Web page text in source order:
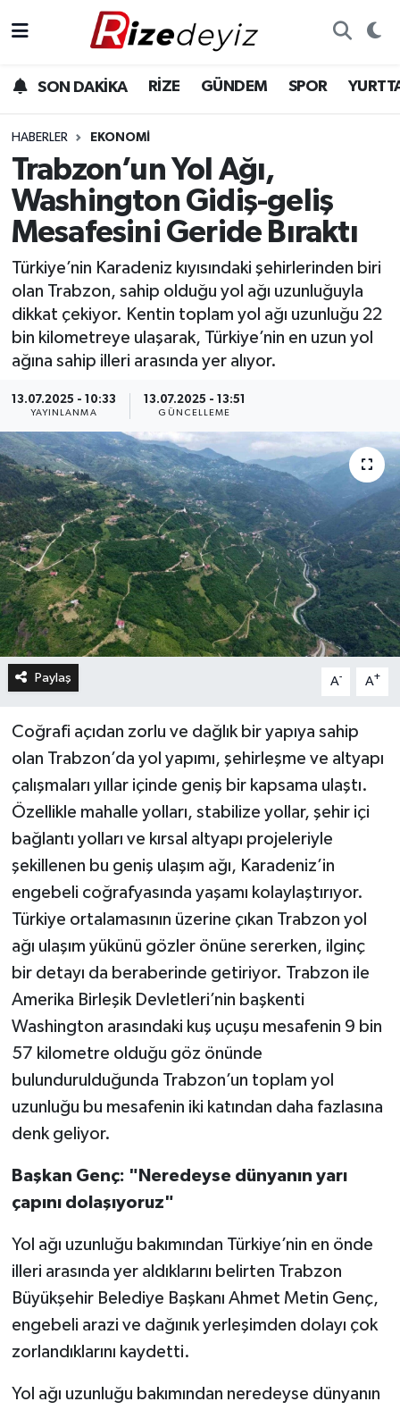
SON DAKİKA RİZE GÜNDEM SPOR
HABERLER EKONOMI
Trabzon’un Yol Ağı,
Washington Gidiş-geliş
Mesafesini Geride Bıraktı
Türkiye’nin Karadeniz kıyısındaki şehirlerinden biri
olan Trabzon, sahip olduğu yol ağı uzunluğuyla
dikkat çekiyor. Kentin toplam yol ağı uzunluğu 22
bin kilometreye ulaşarak, Türkiye’nin en uzun yol
ağına sahip illeri arasında yer alıyor.
13.07.2025 - 10:33
YAYINLANMA
13.07.2025 - 13:51
GÜNCELLEME
Paylaş A- A+
Coğrafi açıdan zorlu ve dağlık bir yapıya sahip
olan Trabzon’da yol yapımı, şehirleşme ve altyapı
çalışmaları yıllar içinde geniş bir kapsama ulaştı.
Özellikle mahalle yolları, stabilize yollar, şehir içi
bağlantı yolları ve kırsal altyapı projeleriyle
şekillenen bu geniş ulaşım ağı, Karadeniz’in
engebeli coğrafyasında yaşamı kolaylaştırıyor.
Türkiye ortalamasının üzerine çıkan Trabzon yol
ağı ulaşım yükünü gözler önüne sererken, ilginç
bir detayı da beraberinde getiriyor. Trabzon ile
Amerika Birleşik Devletleri’nin başkenti
Washington arasındaki kuş uçuşu mesafenin 9 bin
57 kilometre olduğu göz önünde
bulundurulduğunda Trabzon’un toplam yol
uzunluğu bu mesafenin iki katından daha fazlasına
denk geliyor.
Başkan Genç: "Neredeyse dünyanın yarı
çapını dolaşıyoruz"
Yol ağı uzunluğu bakımından Türkiye’nin en önde
illeri arasında yer aldıklarını belirten Trabzon
Büyükşehir Belediye Başkanı Ahmet Metin Genç,
engebeli arazi ve dağınık yerleşimden dolayı çok
zorlandıklarını kaydetti.
Yol ağı uzunluğu bakımından neredeyse dünyanın
Gündem
Yurttan Haberler
Ekonomi
Sağlık
Rize Hava Durumu
Rize Trafik Yoğunluk Haritası
Süper Lig Puan Durumu ve Fikstür
Son Dakika Haberleri
Haber Arşivi